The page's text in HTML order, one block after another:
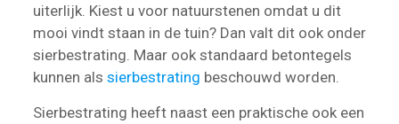
uiterlijk. Kiest u voor natuurstenen omdat u dit
mooi vindt staan in de tuin? Dan valt dit ook onder
sierbestrating. Maar ook standaard betontegels
kunnen als sierbestrating beschouwd worden.
Sierbestrating heeft naast een praktische ook een